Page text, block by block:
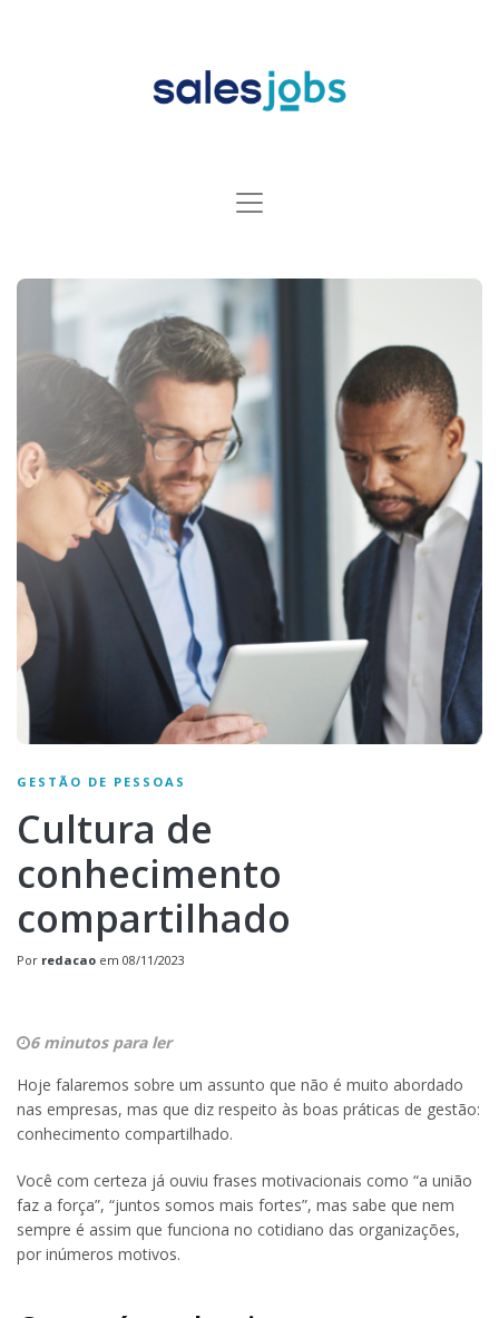
GESTÃO DE PESSOAS
Cultura de
conhecimento
compartilhado
Por redacao em 08/11/2023
6 minutos para ler
Hoje falaremos sobre um assunto que não é muito abordado
nas empresas, mas que diz respeito às boas práticas de gestão:
conhecimento compartilhado.
Você com certeza já ouviu frases motivacionais como “a união
faz a força”, “juntos somos mais fortes”, mas sabe que nem
sempre é assim que funciona no cotidiano das organizações,
por inúmeros motivos.